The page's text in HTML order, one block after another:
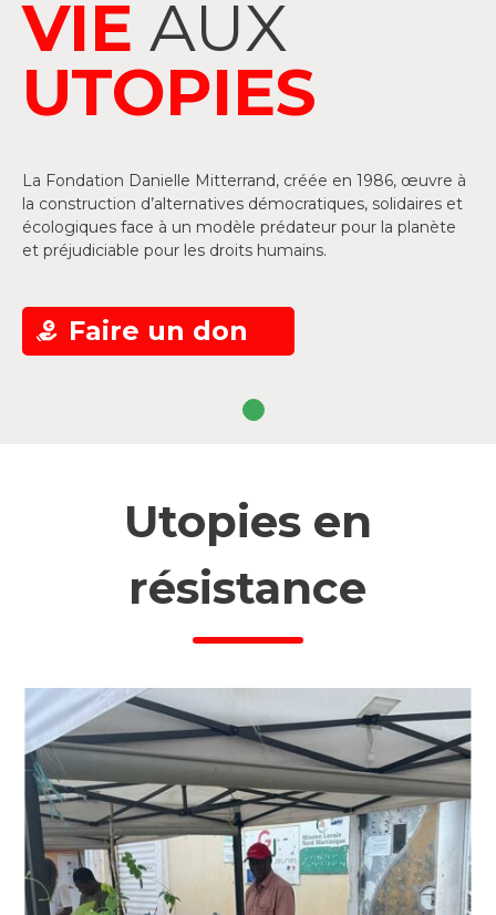
VIE AUX
UTOPIES
La Fondation Danielle Mitterrand, créée en 1986, œuvre à
la construction d’alternatives démocratiques, solidaires et
écologiques face à un modèle prédateur pour la planète
et préjudiciable pour les droits humains.
Faire un don
Utopies en
résistance